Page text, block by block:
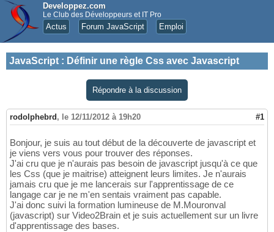
Developpez.com
Le Club des Développeurs et IT Pro
Actus Forum JavaScript Emploi
JavaScript : Définir une règle Css avec Javascript
Répondre à la discussion
rodolphebrd , le 12/11/2012 à 19h20 #1
Bonjour, je suis au tout début de la découverte de javascript et
je viens vers vous pour trouver des réponses.
J'ai cru que je n'aurais pas besoin de javascript jusqu'à ce que
les Css (que je maitrise) atteignent leurs limites. Je n'aurais
jamais cru que je me lancerais sur l'apprentissage de ce
langage car je ne m'en sentais vraiment pas capable.
J'ai donc suivi la formation lumineuse de M.Mouronval
(javascript) sur Video2Brain et je suis actuellement sur un livre
d'apprentissage des bases.